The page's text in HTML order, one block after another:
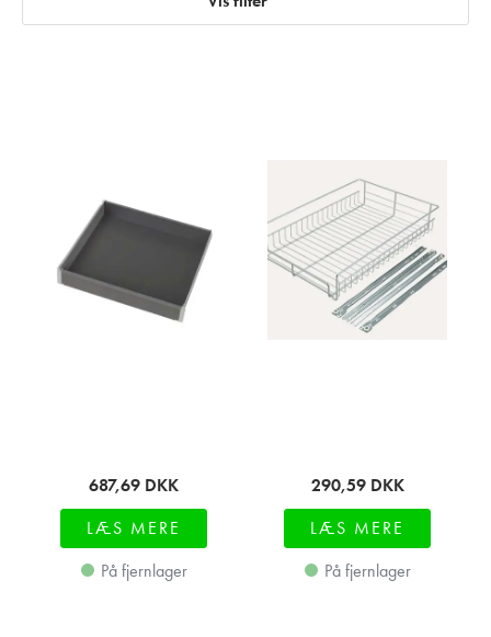
687,69 DKK
LÆS MERE
På fjernlager
290,59 DKK
LÆS MERE
På fjernlager